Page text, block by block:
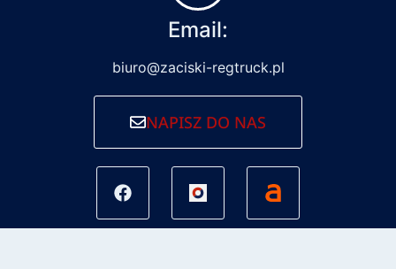
Email:
biuro@zaciski-regtruck.pl
NAPISZ DO NAS